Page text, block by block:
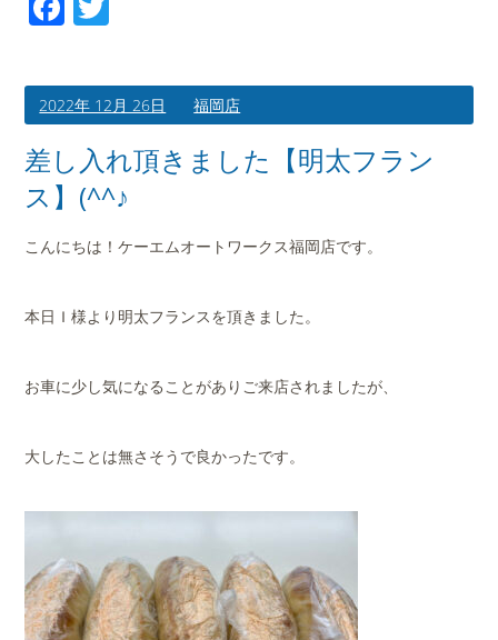
2022年 12月 26日 福岡店
差し入れ頂きました【明太フラン
ス】(^^♪
こんにちは！ケーエムオートワークス福岡店です。
本日Ｉ様より明太フランスを頂きました。
お車に少し気になることがありご来店されましたが、
大したことは無さそうで良かったです。